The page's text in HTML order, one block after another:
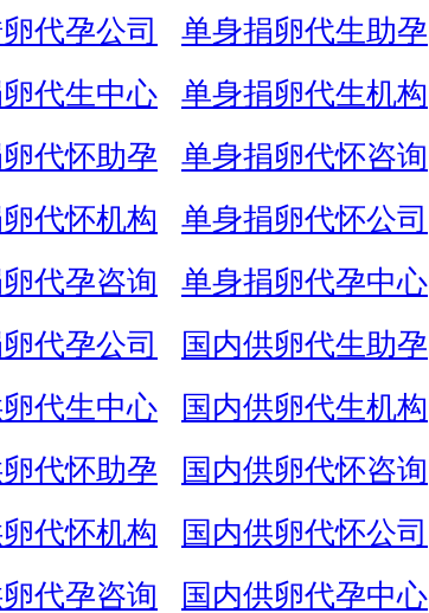
代孕公司
单身捐卵代生助孕
代生中心
单身捐卵代生机构
代怀助孕
单身捐卵代怀咨询
代怀机构
单身捐卵代怀公司
代孕咨询
单身捐卵代孕中心
代孕公司
国内供卵代生助孕
代生中心
国内供卵代生机构
代怀助孕
国内供卵代怀咨询
代怀机构
国内供卵代怀公司
代孕咨询
国内供卵代孕中心